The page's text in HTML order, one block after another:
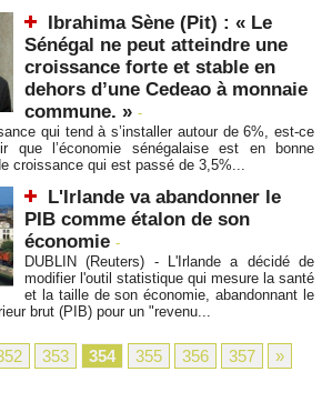
Ibrahima Sène (Pit) : « Le
Sénégal ne peut atteindre une
croissance forte et stable en
dehors d’une Cedeao à monnaie
commune. » -
qui tend à s’installer autour de 6%, est-ce
que l’économie sénégalaise est en bonne
croissance qui est passé de 3,5%...
L'Irlande va abandonner le
PIB comme étalon de son
économie -
DUBLIN (Reuters) - L'Irlande a décidé de
modifier l'outil statistique qui mesure la santé
et la taille de son économie, abandonnant le
brut (PIB) pour un "revenu...
353 354 355 356 357
»